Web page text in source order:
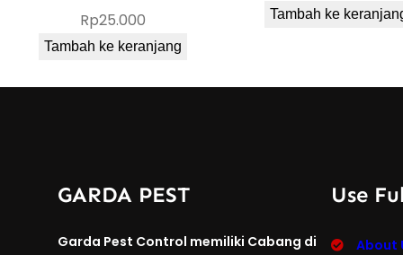
Rp25.000
Tambah ke keranjang
Tambah ke
GARDA PEST
Garda Pest Control memiliki Cabang di
Use
About